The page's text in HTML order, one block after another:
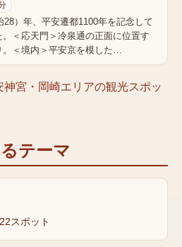
28）年、平安遷都1100年を記念して
。＜応天門＞冷泉通の正面に位置す
。＜境内＞平安京を模した…
宮・岡崎エリアの観光スポッ
テーマ
スポット